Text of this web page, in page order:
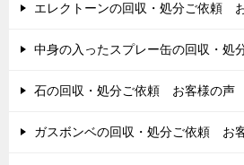
エレクトーンの回収・処分ご依頼
中身の入ったスプレー缶の回収・
石の回収・処分ご依頼 お客様の声
ガスボンベの回収・処分ご依頼 お